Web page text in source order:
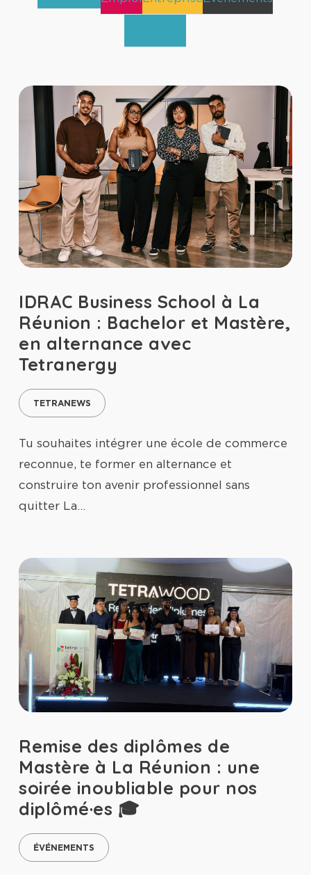
IDRAC Business School à La
Réunion : Bachelor et Mastère,
en alternance avec
Tetranergy
TETRANEWS
Tu souhaites intégrer une école de commerce
reconnue, te former en alternance et
construire ton avenir professionnel sans
quitter La…
Remise des diplômes de
Mastère à La Réunion : une
soirée inoubliable pour nos
diplômé·es 🎓
ÉVÉNEMENTS